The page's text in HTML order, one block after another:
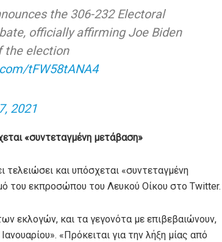
the 306-232 Electoral
officially affirming Joe Biden
the election
tFW58tANA4
2021
«συντεταγμένη μετάβαση»
τελειώσει και υπόσχεται «συντεταγμένη
του εκπροσώπου του Λευκού Οίκου στο Twitter.
εκλογών, και τα γεγονότα με επιβεβαιώνουν,
«Πρόκειται για την λήξη μίας από